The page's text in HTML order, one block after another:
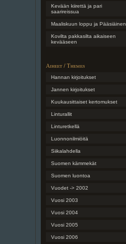
Kevään kiirettä ja pari
saarireissua
Maaliskuun loppu ja Pääsiäinen
Kovilta pakkasilta aikaiseen
kevääseen
Aiheet / Themes
Hannan kirjoitukset
Jannen kirjoitukset
Kuukausittaiset kertomukset
Linturallit
Linturetkellä
Luonnonilmiöitä
Siikalahdella
Suomen kämmekät
Suomen luontoa
Vuodet -> 2002
Vuosi 2003
Vuosi 2004
Vuosi 2005
Vuosi 2006